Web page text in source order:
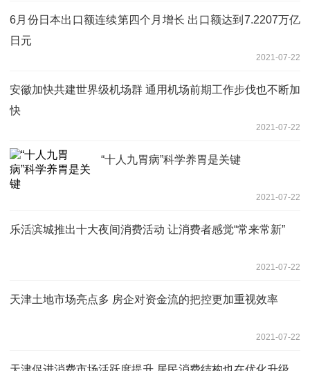
6月份日本出口额连续第四个月增长 出口额达到7.2207万亿
日元
2021-07-22
安徽加快共建世界级机场群 通用机场前期工作步伐也不断加
快
2021-07-22
“十人九胃病”科学养胃是关键
2021-07-22
乐活滨城推出十大夜间消费活动 让消费者感觉“常来常新”
2021-07-22
天津土地市场亮点多 房企对资金流的把控更加重视效率
2021-07-22